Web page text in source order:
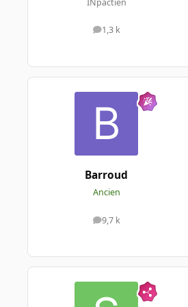
1,3 k
messages
Barroud
Ancien
9,7 k
messages